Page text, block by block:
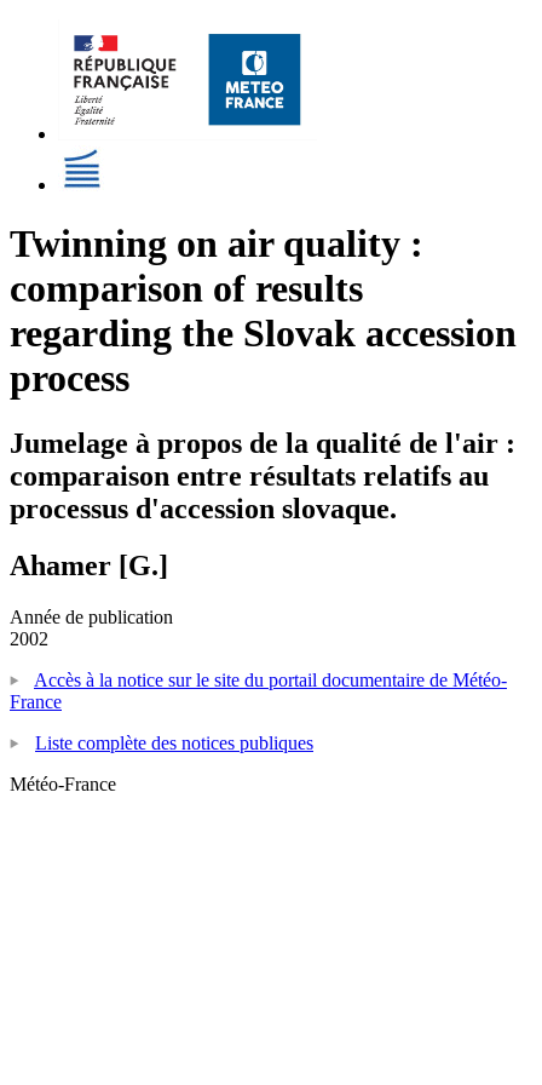
Twinning on air quality :
comparison of results
regarding the Slovak accession
process
Jumelage à propos de la qualité de l'air :
comparaison entre résultats relatifs au
processus d'accession slovaque.
Ahamer [G.]
Année de publication
2002
Accès à la notice sur le site du portail documentaire de Météo-
France
Liste complète des notices publiques
Météo-France